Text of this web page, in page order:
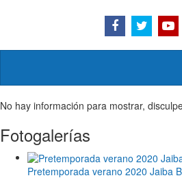
No hay información para mostrar,
Fotogalerías
Pretemporada verano 2020 Jaiba